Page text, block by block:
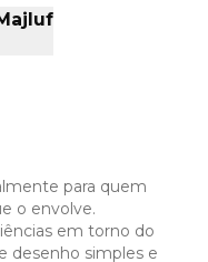
para quem
o envolve.
em torno do
desenho simples e